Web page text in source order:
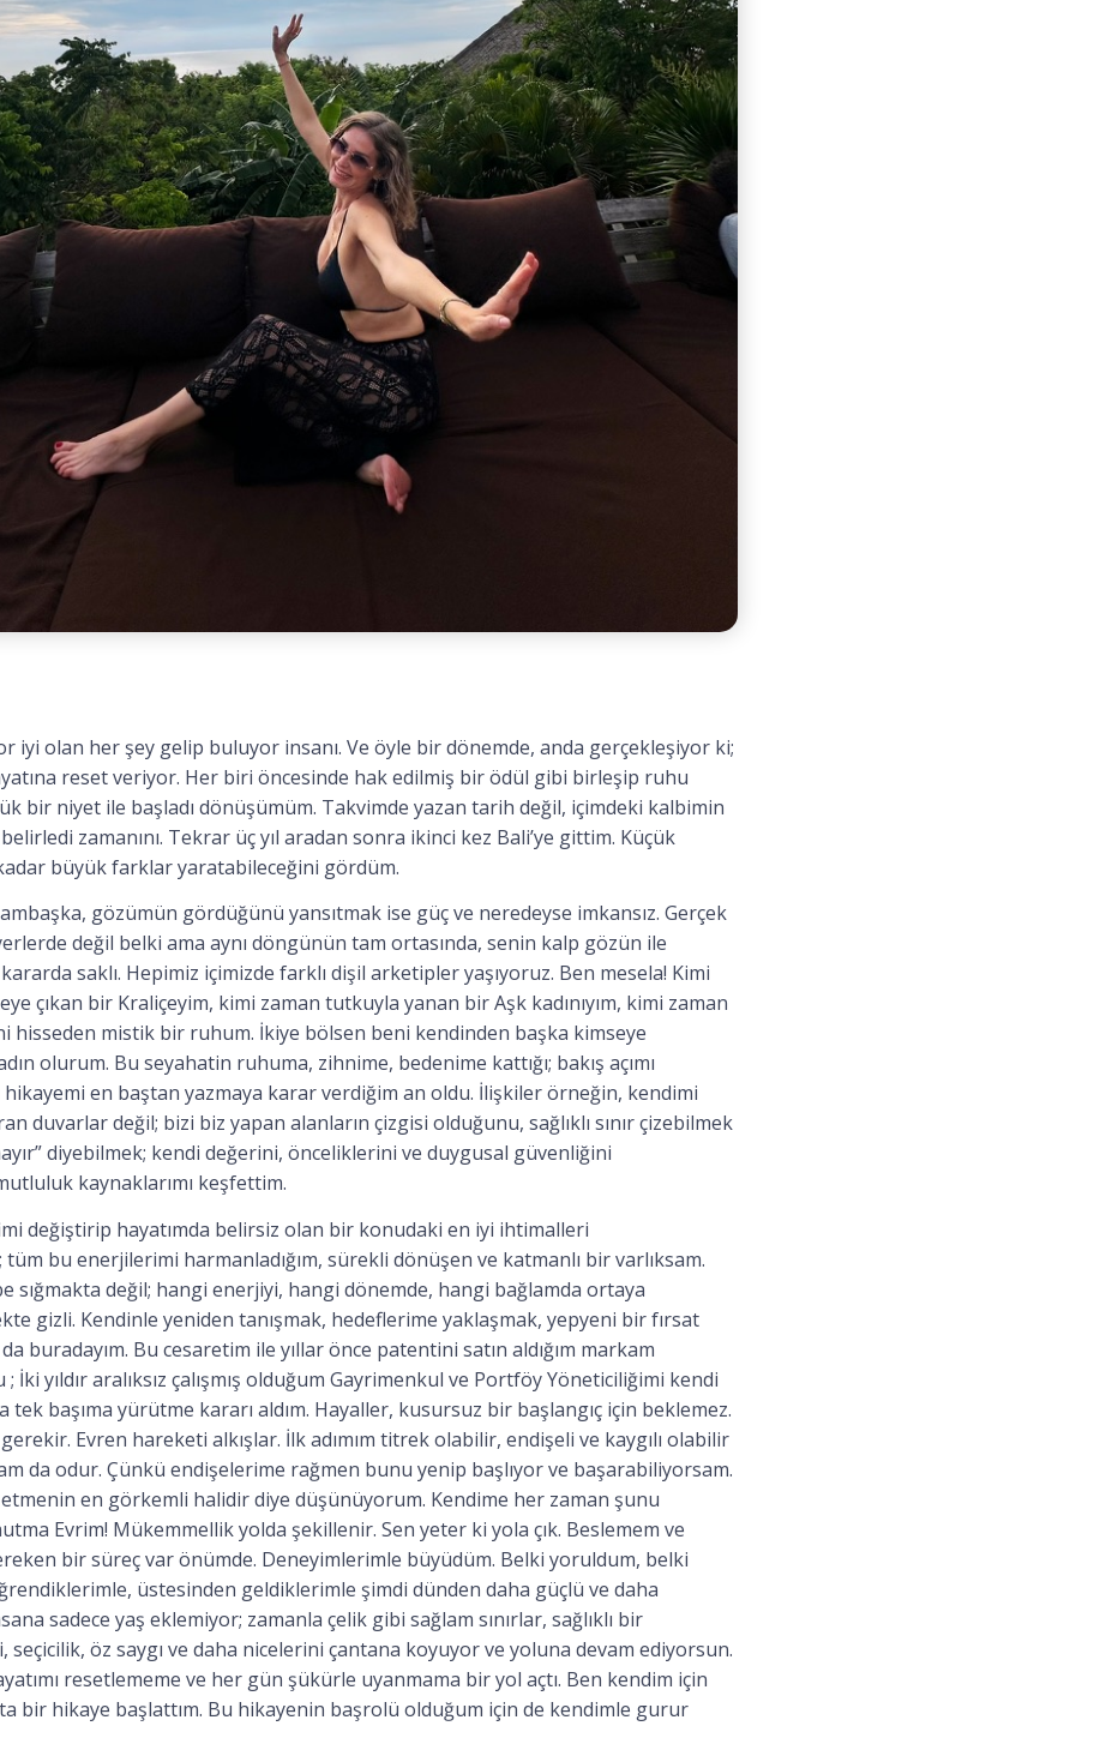
iyi olan her şey gelip buluyor insanı. Ve öyle bir dönemde, anda gerçekleşiyor ki;
reset veriyor. Her biri öncesinde hak edilmiş bir ödül gibi birleşip ruhu
bir niyet ile başladı dönüşümüm. Takvimde yazan tarih değil, içimdeki kalbimin
belirledi zamanını. Tekrar üç yıl aradan sonra ikinci kez Bali’ye gittim. Küçük
büyük farklar yaratabileceğini gördüm.
gözümün gördüğünü yansıtmak ise güç ve neredeyse imkansız. Gerçek
değil belki ama aynı döngünün tam ortasında, senin kalp gözün ile
saklı. Hepimiz içimizde farklı dişil arketipler yaşıyoruz. Ben mesela! Kimi
çıkan bir Kraliçeyim, kimi zaman tutkuyla yanan bir Aşk kadınıyım, kimi zaman
hisseden mistik bir ruhum. İkiye bölsen beni kendinden başka kimseye
olurum. Bu seyahatin ruhuma, zihnime, bedenime kattığı; bakış açımı
en baştan yazmaya karar verdiğim an oldu. İlişkiler örneğin, kendimi
duvarlar değil; bizi biz yapan alanların çizgisi olduğunu, sağlıklı sınır çizebilmek
diyebilmek; kendi değerini, önceliklerini ve duygusal güvenliğini
kaynaklarımı keşfettim.
değiştirip hayatımda belirsiz olan bir konudaki en iyi ihtimalleri
bu enerjilerimi harmanladığım, sürekli dönüşen ve katmanlı bir varlıksam.
sığmakta değil; hangi enerjiyi, hangi dönemde, hangi bağlamda ortaya
gizli. Kendinle yeniden tanışmak, hedeflerime yaklaşmak, yepyeni bir fırsat
buradayım. Bu cesaretim ile yıllar önce patentini satın aldığım markam
; İki yıldır aralıksız çalışmış olduğum Gayrimenkul ve Portföy Yöneticiliğimi kendi
tek başıma yürütme kararı aldım. Hayaller, kusursuz bir başlangıç için beklemez.
Evren hareketi alkışlar. İlk adımım titrek olabilir, endişeli ve kaygılı olabilir
da odur. Çünkü endişelerime rağmen bunu yenip başlıyor ve başarabiliyorsam.
en görkemli halidir diye düşünüyorum. Kendime her zaman şunu
Evrim! Mükemmellik yolda şekillenir. Sen yeter ki yola çık. Beslemem ve
bir süreç var önümde. Deneyimlerimle büyüdüm. Belki yoruldum, belki
üstesinden geldiklerimle şimdi dünden daha güçlü ve daha
sadece yaş eklemiyor; zamanla çelik gibi sağlam sınırlar, sağlıklı bir
seçicilik, öz saygı ve daha nicelerini çantana koyuyor ve yoluna devam ediyorsun.
resetlememe ve her gün şükürle uyanmama bir yol açtı. Ben kendim için
bir hikaye başlattım. Bu hikayenin başrolü olduğum için de kendimle gurur